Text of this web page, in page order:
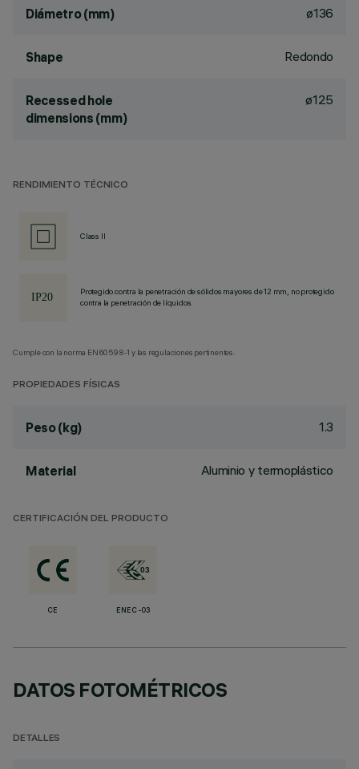
Diámetro (mm) ø136
Shape Redondo
Recessed hole
dimensions (mm)
ø125
RENDIMIENTO TÉCNICO
Class II
Protegido contra la penetración de sólidos mayores de 12 mm, no protegido
contra la penetración de líquidos.
Cumple con la norma EN60598-1 y las regulaciones pertinentes.
PROPIEDADES FÍSICAS
Peso (kg) 1.3
Material Aluminio y termoplástico
CERTIFICACIÓN DEL PRODUCTO
CE ENEC-03
DATOS FOTOMÉTRICOS
DETALLES